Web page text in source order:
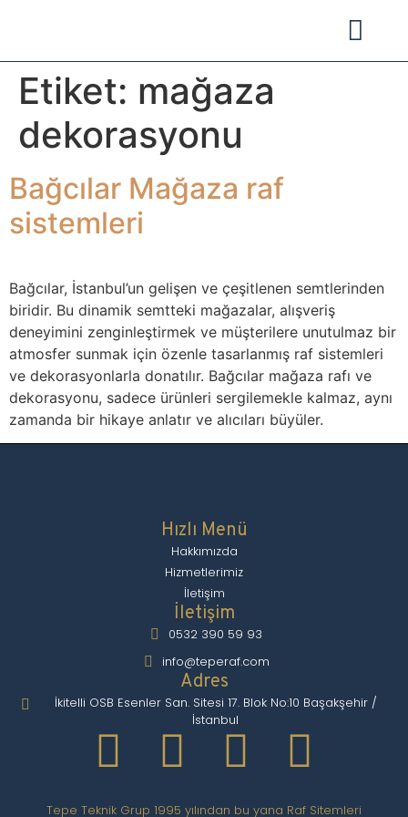
Etiket: mağaza
dekorasyonu
Bağcılar Mağaza raf
sistemleri
Bağcılar, İstanbul’un gelişen ve çeşitlenen semtlerinden
biridir. Bu dinamik semtteki mağazalar, alışveriş
deneyimini zenginleştirmek ve müşterilere unutulmaz bir
atmosfer sunmak için özenle tasarlanmış raf sistemleri
ve dekorasyonlarla donatılır. Bağcılar mağaza rafı ve
dekorasyonu, sadece ürünleri sergilemekle kalmaz, aynı
zamanda bir hikaye anlatır ve alıcıları büyüler.
Tepe Teknik Grup 1995 yılından bu yana Raf Sitemleri
Hızlı Menü
Hakkımızda
Hizmetlerimiz
İletişim
İletişim
0532 390 59 93
info@teperaf.com
Adres
İkitelli OSB Esenler San. Sitesi 17. Blok No:10 Başakşehir /
İstanbul